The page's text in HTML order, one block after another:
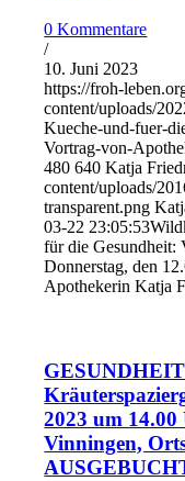
0 Kommentare
/
10. Juni 2023
https://froh-
content/uploads/
Kueche-und-fuer-
Vortrag-von-
480 640 Katja
content/uploads/
transparent.png
03-22 23:05:53
für die Gesundheit:
Donnerstag, den
Apothekerin Katja
2023 um
Vinningen,